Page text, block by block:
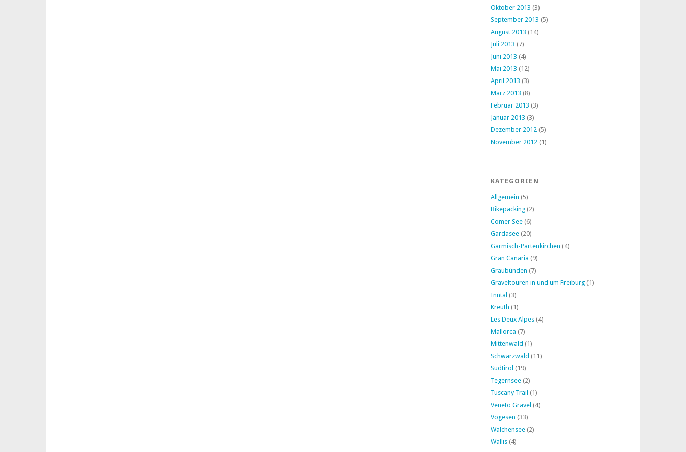
Oktober 2013 (3)
September 2013 (5)
August 2013 (14)
Juli 2013 (7)
Juni 2013 (4)
Mai 2013 (12)
April 2013 (3)
März 2013 (8)
Februar 2013 (3)
Januar 2013 (3)
Dezember 2012 (5)
November 2012 (1)
KATEGORIEN
Allgemein (5)
Bikepacking (2)
Comer See (6)
Gardasee (20)
Garmisch-Partenkirchen (4)
Gran Canaria (9)
Graubünden (7)
Graveltouren in und um Freiburg (1)
Inntal (3)
Kreuth (1)
Les Deux Alpes (4)
Mallorca (7)
Mittenwald (1)
Schwarzwald (11)
Südtirol (19)
Tegernsee (2)
Tuscany Trail (1)
Veneto Gravel (4)
Vogesen (33)
Walchensee (2)
Wallis (4)